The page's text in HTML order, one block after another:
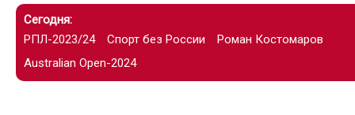
Сегодня:
РПЛ-2023/24
Спорт без России
Роман Костомаров
Australian Open-2024